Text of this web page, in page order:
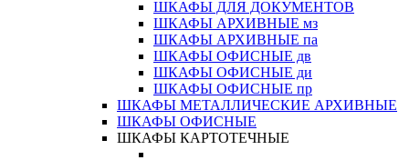
ШКАФЫ ДЛЯ ДОКУМЕНТОВ
ШКАФЫ АРХИВНЫЕ мз
ШКАФЫ АРХИВНЫЕ па
ШКАФЫ ОФИСНЫЕ дв
ШКАФЫ ОФИСНЫЕ ди
ШКАФЫ ОФИСНЫЕ пр
ШКАФЫ МЕТАЛЛИЧЕСКИЕ АРХИВНЫЕ
ШКАФЫ ОФИСНЫЕ
ШКАФЫ КАРТОТЕЧНЫЕ